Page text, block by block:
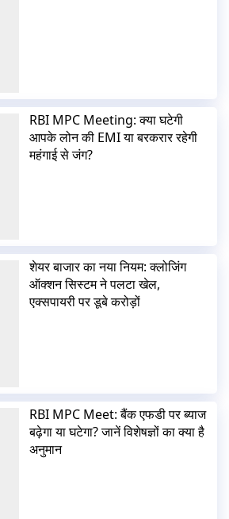
RBI MPC Meeting: क्या घटेगी
आपके लोन की EMI या बरकरार रहेगी
महंगाई से जंग?
शेयर बाजार का नया नियम: क्लोजिंग
ऑक्शन सिस्टम ने पलटा खेल,
एक्सपायरी पर डूबे करोड़ों
RBI MPC Meet: बैंक एफडी पर ब्याज
बढ़ेगा या घटेगा? जानें विशेषज्ञों का क्या है
अनुमान